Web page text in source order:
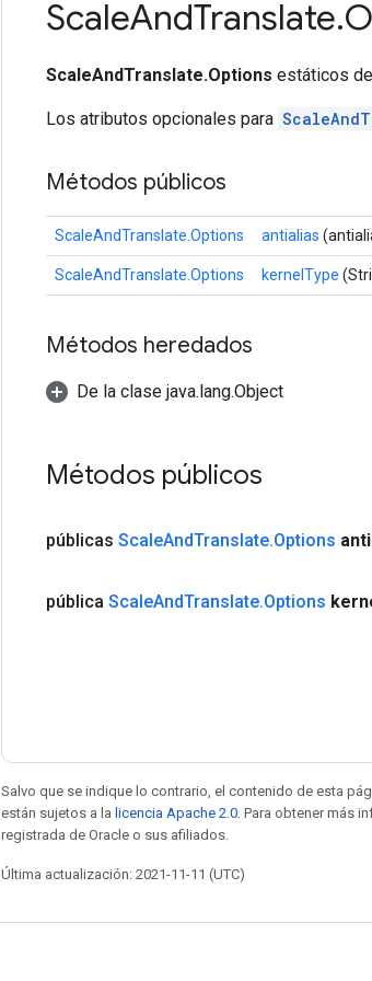
ScaleAndTranslate.
ScaleAndTranslate.Options estáticos
Los atributos opcionales para
Métodos públicos
ScaleAndTranslate.Options antialias
ScaleAndTranslate.Options kernelType
Métodos heredados
De la clase java.lang.Object
Métodos públicos
públicas ScaleAndTranslate.Options
pública ScaleAndTranslate.Options
Salvo que se indique lo contrario, el contenido de esta
están sujetos a la licencia Apache 2.0 . Para obtener más
registrada de Oracle o sus afiliados.
Última actualización: 2021-11-11 (UTC)